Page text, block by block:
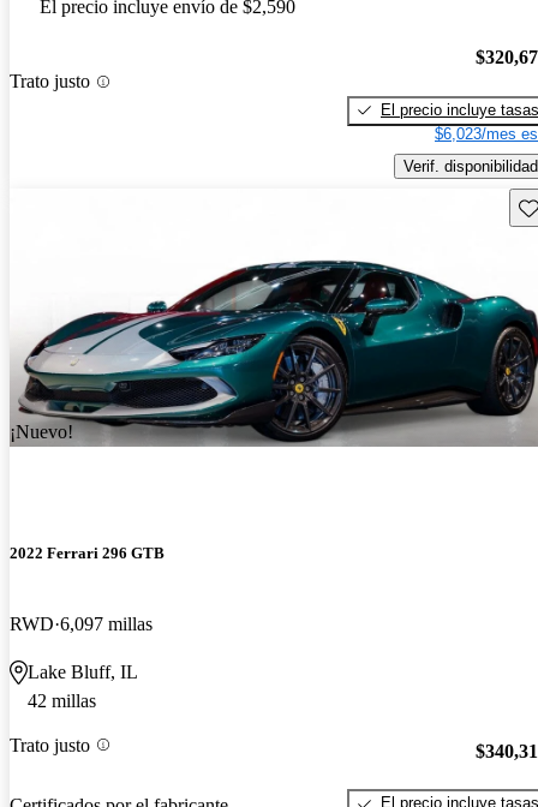
El precio incluye envío de $2,590
Trato justo
El precio incluye tasas
$6,023/mes
Verif. disponibilidad
¡Nuevo!
2022 Ferrari 296 GTB
RWD 6,097 millas
Lake Bluff, IL
42 millas
Trato justo
El precio incluye tasas